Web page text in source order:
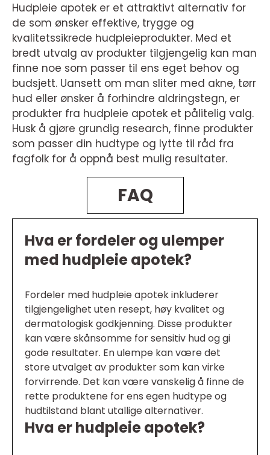
Hudpleie apotek er et attraktivt alternativ for
de som ønsker effektive, trygge og
kvalitetssikrede hudpleieprodukter. Med et
bredt utvalg av produkter tilgjengelig kan man
finne noe som passer til ens eget behov og
budsjett. Uansett om man sliter med akne, tørr
hud eller ønsker å forhindre aldringstegn, er
produkter fra hudpleie apotek et pålitelig valg.
Husk å gjøre grundig research, finne produkter
som passer din hudtype og lytte til råd fra
fagfolk for å oppnå best mulig resultater.
FAQ
Hva er fordeler og ulemper
med hudpleie apotek?
Fordeler med hudpleie apotek inkluderer
tilgjengelighet uten resept, høy kvalitet og
dermatologisk godkjenning. Disse produkter
kan være skånsomme for sensitiv hud og gi
gode resultater. En ulempe kan være det
store utvalget av produkter som kan virke
forvirrende. Det kan være vanskelig å finne de
rette produktene for ens egen hudtype og
hudtilstand blant utallige alternativer.
Hva er hudpleie apotek?